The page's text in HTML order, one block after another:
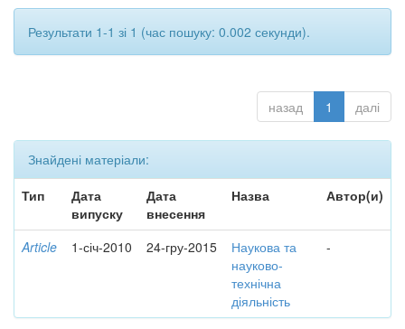
Результати 1-1 зі 1 (час пошуку: 0.002 секунди).
назад 1 далі
Знайдені матеріали:
Тип
Дата
випуску
Дата
внесення
Назва Автор(и)
Article 1-січ-2010 24-гру-2015
Наукова та
науково-
технічна
діяльність
-